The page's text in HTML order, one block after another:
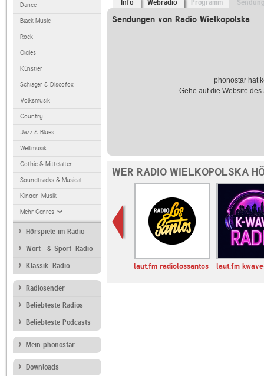
Dance
Black Music
Rock
Oldies
Künstler
Schlager & Discofox
Volksmusik
Country
Jazz & Blues
Weltmusik
Gothic & Mittelalter
Soundtracks & Musical
Kinder-Musik
Mehr Genres
Hörspiele im Radio
Wort- & Sport-Radio
Klassik-Radio
Radiosender
Beliebteste Radios
Beliebteste Podcasts
Mein phonostar
Downloads
Info Webradio Programm
Sendungen von Radio Wielkopolska
phonostar hat
Gehe auf die Website des
WER RADIO WIELKOPOLSKA
Cesky rozhlas Radio
Prague International
laut.fm radiolossantos laut.fm